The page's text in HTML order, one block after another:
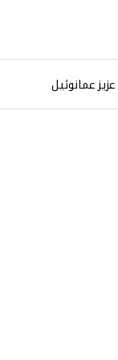
عمانوئيل